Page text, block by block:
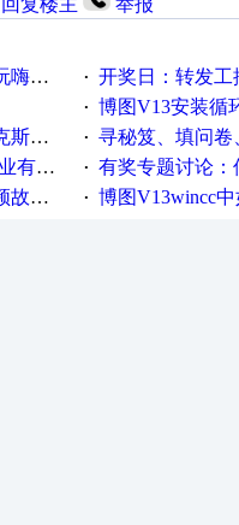
回复楼主 举报
！ · 开奖日：转发工控速派
· 博图V13安装循环重启
即得 · 寻秘笈、填问卷
袭！ · 有奖专题讨论：伺服选择
的！ · 博图V13wincc中如何